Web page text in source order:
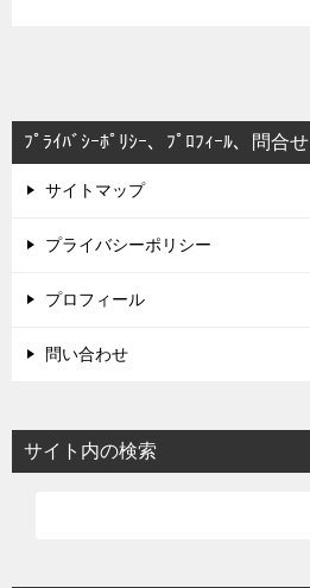
ﾌﾟﾗｲﾊﾞｼｰﾎﾟﾘｼｰ、ﾌﾟﾛﾌｨｰﾙ、問合せ
サイトマップ
プライバシーポリシー
プロフィール
問い合わせ
サイト内の検索